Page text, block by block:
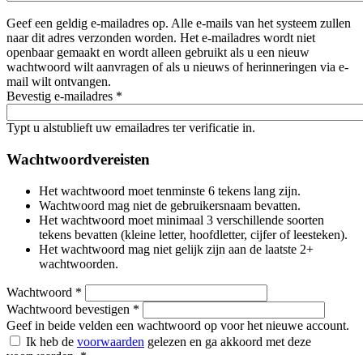
Geef een geldig e-mailadres op. Alle e-mails van het systeem zullen
naar dit adres verzonden worden. Het e-mailadres wordt niet
openbaar gemaakt en wordt alleen gebruikt als u een nieuw
wachtwoord wilt aanvragen of als u nieuws of herinneringen via e-
mail wilt ontvangen.
Bevestig e-mailadres *
Typt u alstublieft uw emailadres ter verificatie in.
Wachtwoordvereisten
Het wachtwoord moet tenminste 6 tekens lang zijn.
Wachtwoord mag niet de gebruikersnaam bevatten.
Het wachtwoord moet minimaal 3 verschillende soorten
tekens bevatten (kleine letter, hoofdletter, cijfer of leesteken).
Het wachtwoord mag niet gelijk zijn aan de laatste 2+
wachtwoorden.
Wachtwoord *
Wachtwoord bevestigen *
Geef in beide velden een wachtwoord op voor het nieuwe account.
Ik heb de voorwaarden gelezen en ga akkoord met deze